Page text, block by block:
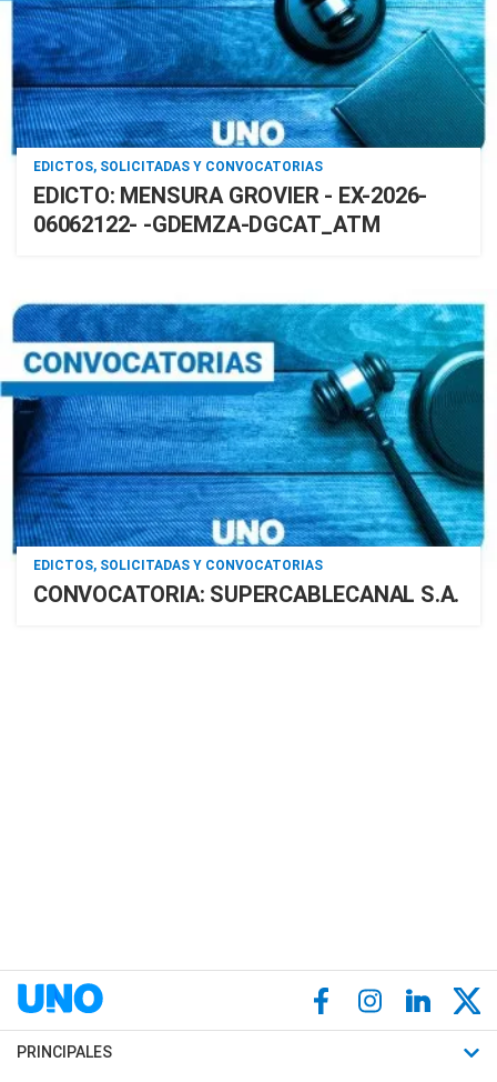
EDICTOS, SOLICITADAS Y CONVOCATORIAS
EDICTO: MENSURA GROVIER - EX-2026-
06062122- -GDEMZA-DGCAT_ATM
EDICTOS, SOLICITADAS Y CONVOCATORIAS
CONVOCATORIA: SUPERCABLECANAL S.A.
PRINCIPALES